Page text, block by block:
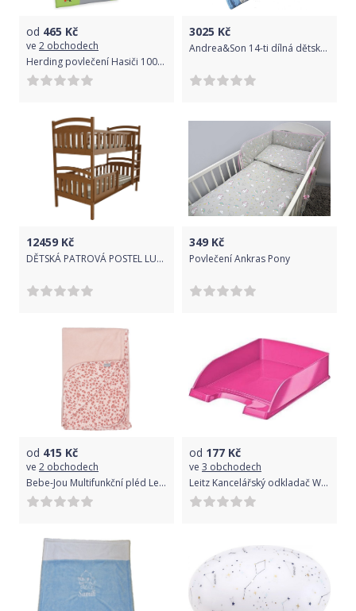
od 465 Kč
ve 2 obchodech
Herding povlečení Hasiči 100x135 cm 40x60 cm
3025 Kč
Andrea&Son 14-ti dílná dětská sada
12459 Kč
DĚTSKÁ PATROVÁ POSTEL LUBOŠ MOŘENÍ DUB 200 x 80 cm
349 Kč
Povlečení Ankras Pony
od 415 Kč
ve 2 obchodech
Bebe-Jou Multifunkční pléd Leopard Pink
od 177 Kč
ve 3 obchodech
Leitz Kancelářský odkladač Wow růžový